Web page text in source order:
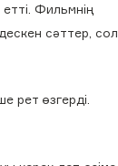
Фильмнің
сәттер, сол
рет өзгерді.